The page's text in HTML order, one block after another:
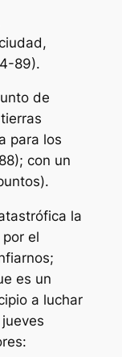
89).
de
para los
con un
la
el
es un
a luchar